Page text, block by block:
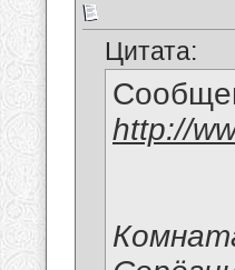
Цитата:
http://